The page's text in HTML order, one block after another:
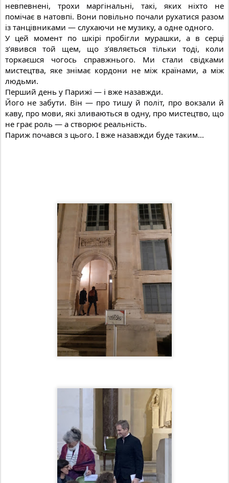
невпевнені, трохи маргінальні, такі, яких ніхто не
помічає в натовпі. Вони повільно почали рухатися разом
із танцівниками — слухаючи не музику, а одне одного.
У цей момент по шкірі пробігли мурашки, а в серці
з’явився той щем, що з’являється тільки тоді, коли
торкаєшся чогось справжнього. Ми стали свідками
мистецтва, яке знімає кордони не між країнами, а між
людьми.
Перший день у Парижі — і вже назавжди.
Його не забути. Він — про тишу й політ, про вокзали й
каву, про мови, які зливаються в одну, про мистецтво, що
не грає роль — а створює реальність.
Париж почався з цього. І вже назавжди буде таким...